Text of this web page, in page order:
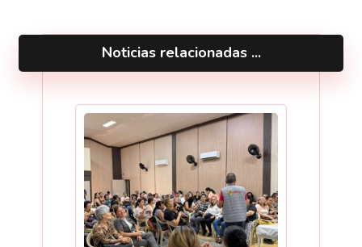
Noticias relacionadas ...